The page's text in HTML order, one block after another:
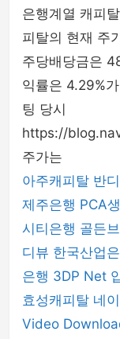
은행계열 캐피
피탈의 현재 주
주당배당금은
익률은 4.29%
팅 당시
https://
주가는
아주캐피탈 반
제주은행 PCA
시티은행 골든
디뷰 한국산업
은행 3DP Net
효성캐피탈 네
Video